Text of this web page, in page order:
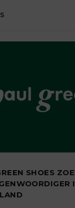
SHOES